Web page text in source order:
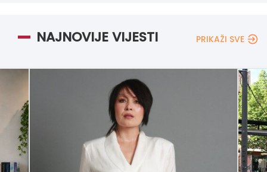
NAJNOVIJE VIJESTI PRIKAŽI SVE